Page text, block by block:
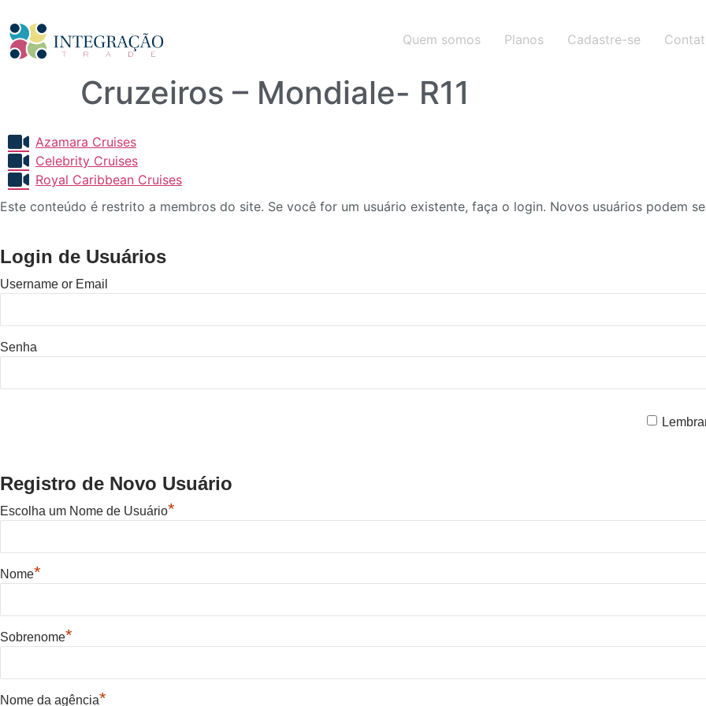
Quem somos Planos Cadastre-se
Cruzeiros – Mondiale- R11
Azamara Cruises
Celebrity Cruises
Royal Caribbean Cruises
Este conteúdo é restrito a membros do site. Se você for um usuário existente, faça o login. Novos usuários podem
Login de Usuários
Username or Email
Senha
Registro de Novo Usuário
Escolha um Nome de Usuário*
Nome*
Sobrenome*
Nome da agência*